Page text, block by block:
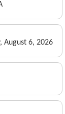
August 6, 2026